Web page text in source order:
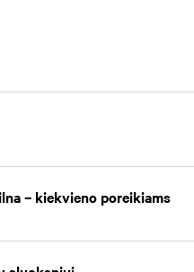
– kiekvieno poreikiams